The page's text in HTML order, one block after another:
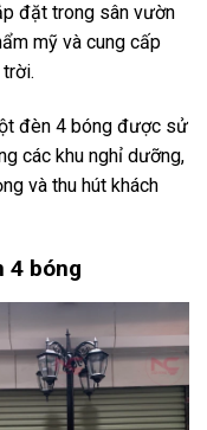
đặt trong sân vườn
mỹ và cung cấp
đèn 4 bóng được sử
các khu nghỉ dưỡng,
và thu hút khách
4 bóng